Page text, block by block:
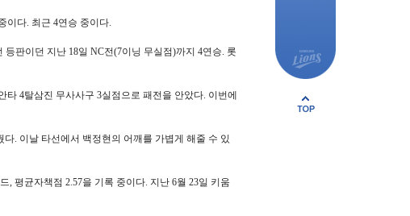
이다. 최근 4연승 중이다.
판이던 지난 18일 NC전(7이닝 무실점)까지 4연승. 롯
4탈삼진 무사사구 3실점으로 패전을 안았다. 이번에
. 이날 타선에서 백정현의 어깨를 가볍게 해줄 수 있
, 평균자책점 2.57을 기록 중이다. 지난 6월 23일 키움